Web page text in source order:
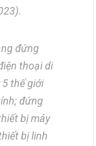
đứng
thoại di
thế giới
đứng
bị máy
bị linh